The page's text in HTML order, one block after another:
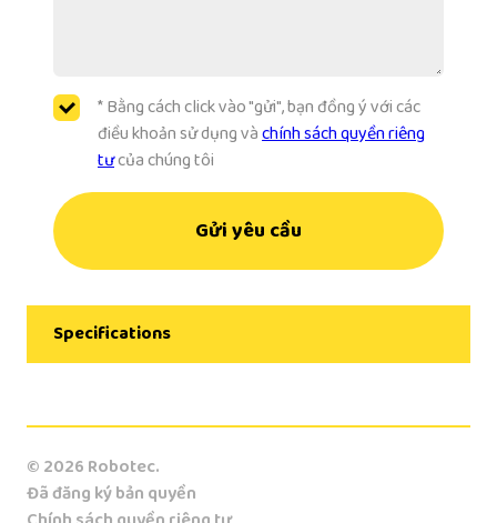
* Bằng cách click vào "gửi", bạn đồng ý với các
điều khoản sử dụng vàchính sách quyền riêng
tưcủa chúng tôi
Gửi yêu cầu
Specifications
Model
KR 40 PA
© 2026 Robotec.
Đã đăng ký bản quyền